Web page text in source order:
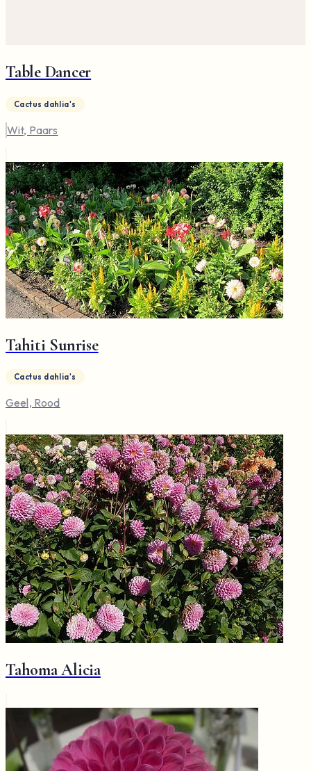
Table Dancer
Cactus dahlia's
Wit, Paars
Tahiti Sunrise
Cactus dahlia's
Geel, Rood
Tahoma Alicia